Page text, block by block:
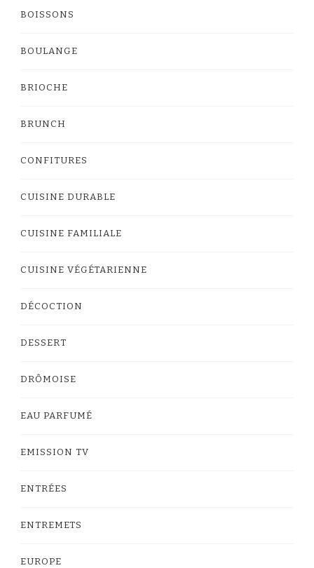
BOISSONS
BOULANGE
BRIOCHE
BRUNCH
CONFITURES
CUISINE DURABLE
CUISINE FAMILIALE
CUISINE VÉGÉTARIENNE
DÉCOCTION
DESSERT
DRÔMOISE
EAU PARFUMÉ
EMISSION TV
ENTRÉES
ENTREMETS
EUROPE